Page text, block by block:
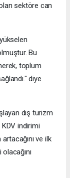
sektöre can
Bu
toplum
diye
dış turizm
indirimi
ve ilk